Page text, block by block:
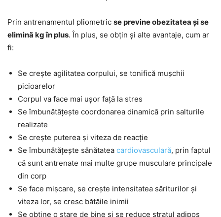
Prin antrenamentul pliometric se previne obezitatea și se
elimină kg în plus. În plus, se obțin și alte avantaje, cum ar
fi:
Se crește agilitatea corpului, se tonifică mușchii
picioarelor
Corpul va face mai ușor față la stres
Se îmbunătățește coordonarea dinamică prin salturile
realizate
Se crește puterea și viteza de reacție
Se îmbunătățește sănătatea cardiovasculară, prin faptul
că sunt antrenate mai multe grupe musculare principale
din corp
Se face mișcare, se crește intensitatea săriturilor și
viteza lor, se cresc bătăile inimii
Se obține o stare de bine și se reduce stratul adipos